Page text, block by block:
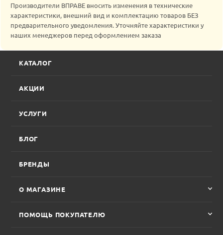
Производители ВПРАВЕ вносить изменения в технические
характеристики, внешний вид и комплектацию товаров БЕЗ
предварительного уведомления. Уточняйте характеристики у
наших менеджеров перед оформлением заказа
КАТАЛОГ
АКЦИИ
УСЛУГИ
БЛОГ
БРЕНДЫ
О МАГАЗИНЕ
ПОМОЩЬ ПОКУПАТЕЛЮ